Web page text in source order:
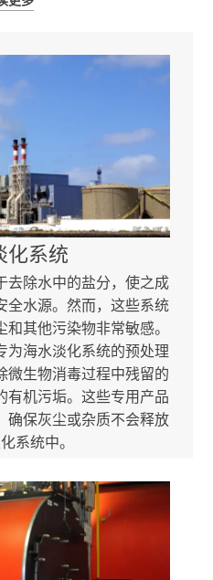
化系统
去除水中的盐分，使之成
全水源。然而，这些系统
其他污染物非常敏感。
为海水淡化系统的预处理
微生物消毒过程中残留的
有机污垢。这些专用产品
确保灰尘或杂质不会释放
系统中。